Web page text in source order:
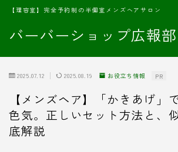
バーバーショップ広報部
【理容室】完全予約制の半個室メンズヘアサロン
2025.07.12 2025.08.19 お役立ち情報 PR
【メンズヘア】「かきあげ」
色気。正しいセット方法と、
底解説